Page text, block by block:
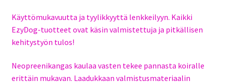
Käyttömukavuutta ja tyylikkyyttä lenkkeilyyn. Kaikki
EzyDog-tuotteet ovat käsin valmistettuja ja pitkällisen
kehitystyön tulos!
Neopreenikangas kaulaa vasten tekee pannasta koiralle
erittäin mukavan. Laadukkaan valmistusmateriaalin